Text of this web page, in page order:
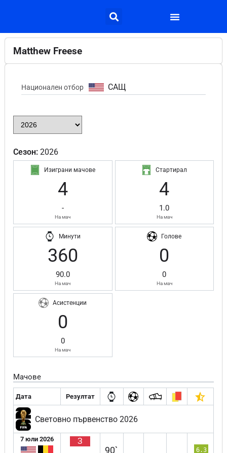
Matthew Freese
Национален отбор САЩ
Сезон: 2026
Изиграни мачове
4
-
На мач
Стартирал
4
1.0
На мач
Минути
360
90.0
На мач
Голове
0
0
На мач
Асистенции
0
0
На мач
Мачове
Дата Резултат
Световно първенство 2026
7 юли 2026 З
90` 6.3